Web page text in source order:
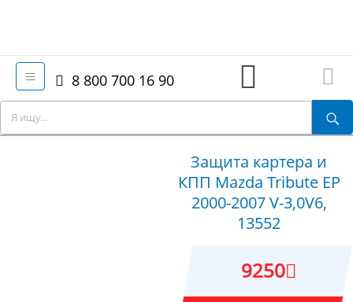
8 800 700 16 90
Защита картера и
КПП Mazda Tribute EP
2000-2007 V-3,0V6,
13552
9250